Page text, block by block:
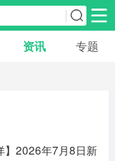
安卓游戏
资讯 专题
】2026年7月8日新